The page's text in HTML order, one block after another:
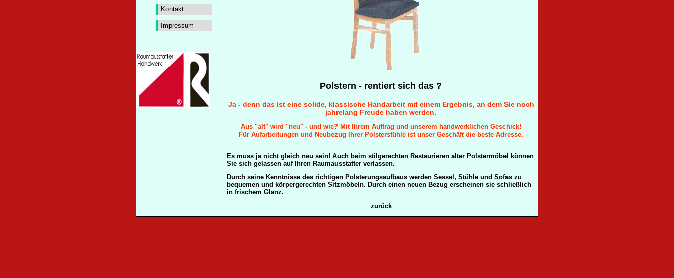
Kontakt
Impressum
Polstern - rentiert sich das ?
Ja - denn das ist eine solide, klassische Handarbeit mit einem Ergebnis, an dem Sie noch
jahrelang Freude haben werden.
Aus "alt" wird "neu" - und wie? Mit Ihrem Auftrag und unserem handwerklichen Geschick!
Für Aufarbeitungen und Neubezug Ihrer Polsterstühle ist unser Geschäft die beste Adresse.
Es muss ja nicht gleich neu sein! Auch beim stilgerechten Restaurieren alter Polstermöbel können
Sie sich gelassen auf Ihren Raumausstatter verlassen.
Durch seine Kenntnisse des richtigen Polsterungsaufbaus werden Sessel, Stühle und Sofas zu
bequemen und körpergerechten Sitzmöbeln. Durch einen neuen Bezug erscheinen sie schließlich
in frischem Glanz.
zurück